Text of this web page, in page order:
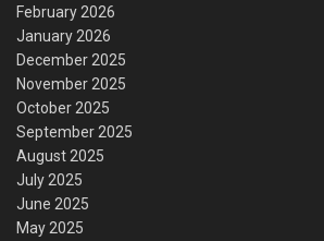
February 2026
January 2026
December 2025
November 2025
October 2025
September 2025
August 2025
July 2025
June 2025
May 2025